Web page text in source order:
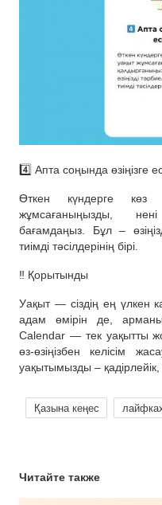
4️⃣ Апта соңында өзіңізге
Өткен күндерге көз
жұмсағаныңызды,
бағамдаңыз. Бұл –
тиімді тәсілдерінің бірі.
‼️ Қорытынды
Уақыт — сіздің ең үлкен
адам өмірін де,
Calendar — тек уақытты
өз-өзіңізбен келісім
уақытымызды – қадірлейік,
Қазына кеңес
Читайте также